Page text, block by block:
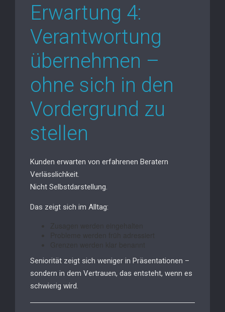
Erwartung 4:
Verantwortung
übernehmen –
ohne sich in den
Vordergrund zu
stellen
Kunden erwarten von erfahrenen Beratern
Verlässlichkeit.
Nicht Selbstdarstellung.
Das zeigt sich im Alltag:
Seniorität zeigt sich weniger in Präsentationen –
sondern in dem Vertrauen, das entsteht, wenn es
schwierig wird.